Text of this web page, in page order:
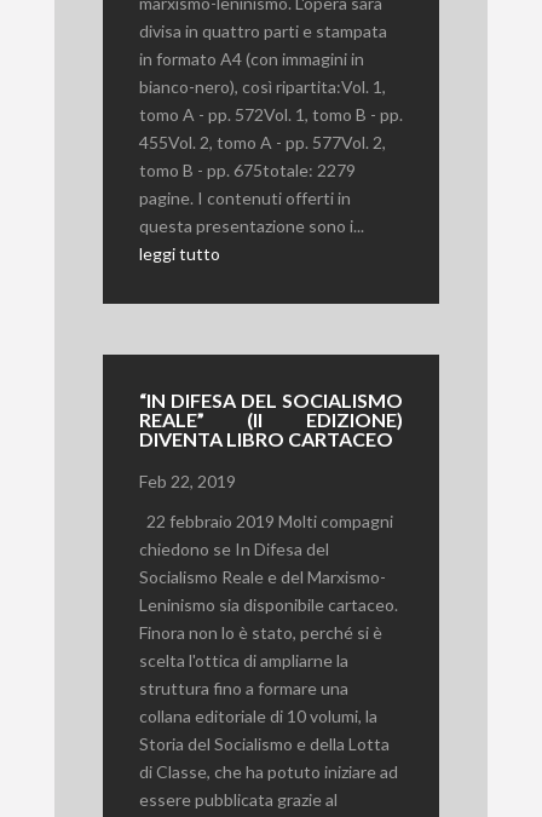
divisa in quattro parti e stampata
in formato A4 (con immagini in
bianco-nero), così ripartita:Vol. 1,
tomo A - pp. 572Vol. 1, tomo B - pp.
455Vol. 2, tomo A - pp. 577Vol. 2,
tomo B - pp. 675totale: 2279
pagine. I contenuti offerti in
questa presentazione sono i...
leggi tutto
“IN DIFESA DEL SOCIALISMO
REALE” (II EDIZIONE)
DIVENTA LIBRO CARTACEO
Feb 22, 2019
22 febbraio 2019 Molti compagni
chiedono se In Difesa del
Socialismo Reale e del Marxismo-
Leninismo sia disponibile cartaceo.
Finora non lo è stato, perché si è
scelta l'ottica di ampliarne la
struttura fino a formare una
collana editoriale di 10 volumi, la
Storia del Socialismo e della Lotta
di Classe, che ha potuto iniziare ad
essere pubblicata grazie al